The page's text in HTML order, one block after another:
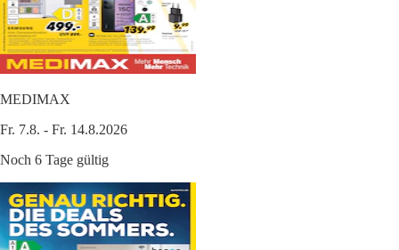
MEDIMAX
Fr. 7.8. - Fr. 14.8.2026
Noch 6 Tage gültig